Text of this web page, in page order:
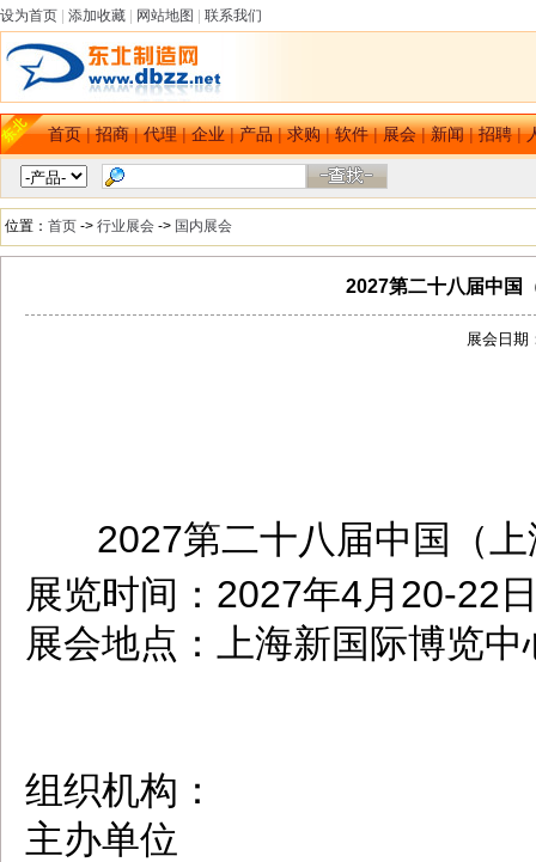
设为首页 添加收藏 网站地图 联系我们
首页|招商|代理|企业|产品|求购|软件|展会|新闻|招聘|
位置： 首页 -> 行业展会 -> 国内展会
2027第二十八届中国
展会日期
2027第二十八届中国（
展览时间：2027年4月20-22
展会地点：上海新国际博览中
组织机构：
主办单位